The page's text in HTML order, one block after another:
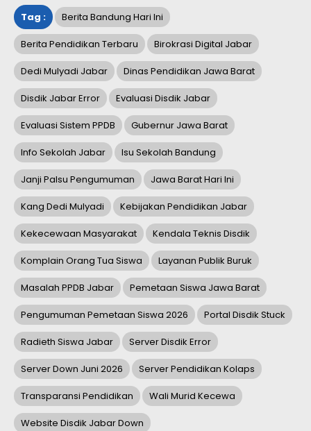
Tag : Berita Bandung Hari Ini
Berita Pendidikan Terbaru Birokrasi Digital Jabar
Dedi Mulyadi Jabar Dinas Pendidikan Jawa Barat
Disdik Jabar Error Evaluasi Disdik Jabar
Evaluasi Sistem PPDB Gubernur Jawa Barat
Info Sekolah Jabar Isu Sekolah Bandung
Janji Palsu Pengumuman Jawa Barat Hari Ini
Kang Dedi Mulyadi Kebijakan Pendidikan Jabar
Kekecewaan Masyarakat Kendala Teknis Disdik
Komplain Orang Tua Siswa Layanan Publik Buruk
Masalah PPDB Jabar Pemetaan Siswa Jawa Barat
Pengumuman Pemetaan Siswa 2026 Portal Disdik Stuck
Radieth Siswa Jabar Server Disdik Error
Server Down Juni 2026 Server Pendidikan Kolaps
Transparansi Pendidikan Wali Murid Kecewa
Website Disdik Jabar Down